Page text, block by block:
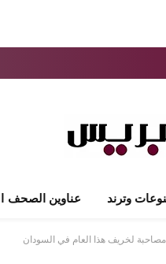
وترند عناوين الصحف
مصاحبة لخريف هذا العام في السودان